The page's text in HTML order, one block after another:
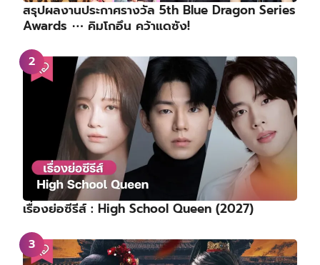
สรุปผลงานประกาศรางวัล 5th Blue Dragon Series
Awards ⋯ คิมโกอึน คว้าแดซัง!
เรื่องย่อซีรีส์ : High School Queen (2027)